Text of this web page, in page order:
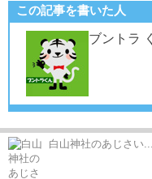
この記事を書いた人
ブントラ
白山神社のあじさい...